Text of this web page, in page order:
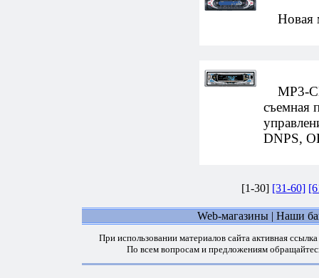
Новая
MP3-
съемная
DNPS,
[1-30] [31-60]
Web-магазины | Наши
При использовании материалов сайта активная
По всем вопросам и предложениям